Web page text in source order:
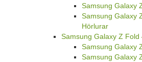
Samsung Galaxy
Samsung Galaxy
Hörlurar
Samsung Galaxy Z Fold
Samsung Galaxy
Samsung Galaxy